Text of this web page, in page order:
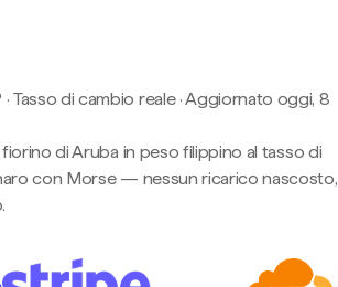
Tasso di cambio reale·Aggiornato oggi, 8
di Aruba in peso filippino al tasso di
con Morse — nessun ricarico nascosto,